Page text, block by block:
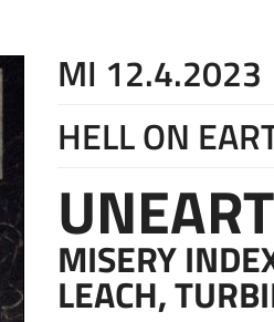
MI 12.4.2023
HELL ON
MISERY
LEACH,